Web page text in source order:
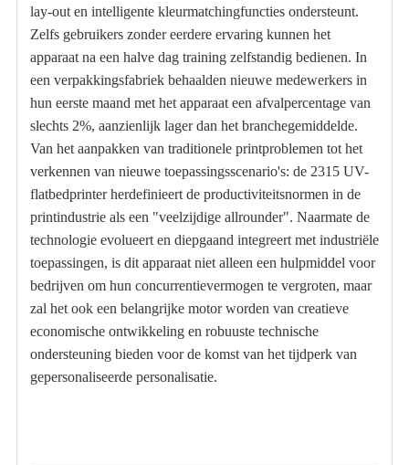
lay-out en intelligente kleurmatchingfuncties ondersteunt.
Zelfs gebruikers zonder eerdere ervaring kunnen het
apparaat na een halve dag training zelfstandig bedienen. In
een verpakkingsfabriek behaalden nieuwe medewerkers in
hun eerste maand met het apparaat een afvalpercentage van
slechts 2%, aanzienlijk lager dan het branchegemiddelde.
Van het aanpakken van traditionele printproblemen tot het
verkennen van nieuwe toepassingsscenario's: de 2315 UV-
flatbedprinter herdefinieert de productiviteitsnormen in de
printindustrie als een "veelzijdige allrounder". Naarmate de
technologie evolueert en diepgaand integreert met industriële
toepassingen, is dit apparaat niet alleen een hulpmiddel voor
bedrijven om hun concurrentievermogen te vergroten, maar
zal het ook een belangrijke motor worden van creatieve
economische ontwikkeling en robuuste technische
ondersteuning bieden voor de komst van het tijdperk van
gepersonaliseerde personalisatie.